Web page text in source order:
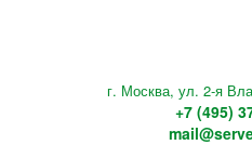
г. Москва, ул. 2-я
+7 (495)